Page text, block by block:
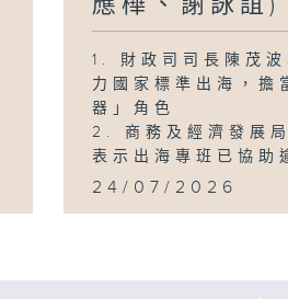
1. 財政司司長陳茂波
力國家標準出海，擔
器」角色
2. 商務及經濟發展
表示出海專班已協助
24/07/2026